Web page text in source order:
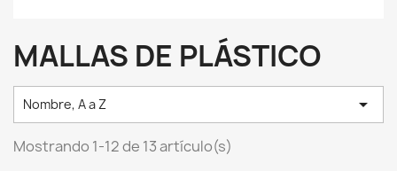
MALLAS DE PLÁSTICO
Nombre, A a Z 
Mostrando 1-12 de 13 artículo(s)